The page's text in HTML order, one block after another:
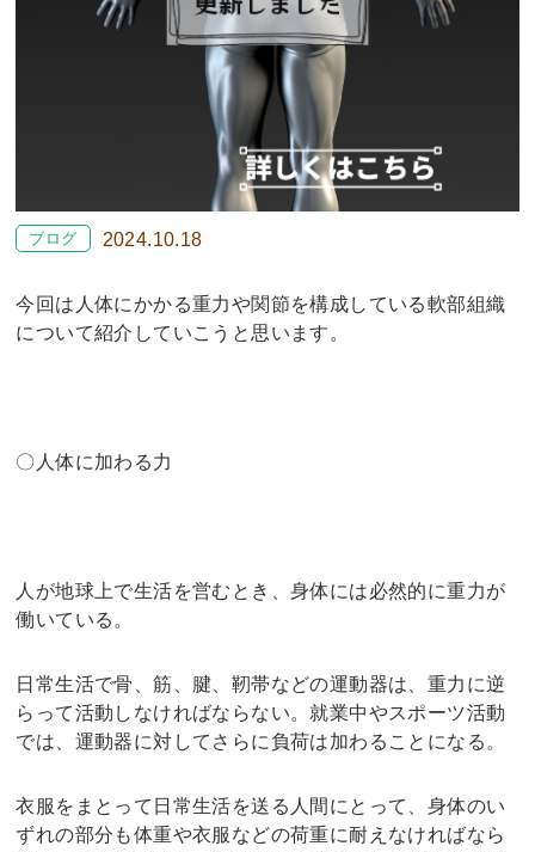
ブログ 2024.10.18
今回は人体にかかる重力や関節を構成している軟部組織
について紹介していこうと思います。
〇人体に加わる力
人が地球上で生活を営むとき、身体には必然的に重力が
働いている。
日常生活で骨、筋、腱、靭帯などの運動器は、重力に逆
らって活動しなければならない。就業中やスポーツ活動
では、運動器に対してさらに負荷は加わることになる。
衣服をまとって日常生活を送る人間にとって、身体のい
ずれの部分も体重や衣服などの荷重に耐えなければなら